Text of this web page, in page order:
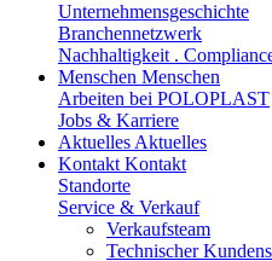
Unternehmensgeschichte
Branchennetzwerk
Nachhaltigkeit .
Menschen Menschen
Arbeiten bei POLOPLAST
Jobs & Karriere
Aktuelles Aktuelles
Kontakt Kontakt
Standorte
Service & Verkauf
Verkaufsteam
Technischer